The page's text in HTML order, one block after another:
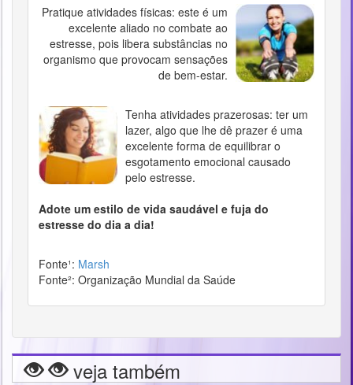
Pratique atividades físicas: este é um
excelente aliado no combate ao
estresse, pois libera substâncias no
organismo que provocam sensações
de bem-estar.
Tenha atividades prazerosas: ter um
lazer, algo que lhe dê prazer é uma
excelente forma de equilibrar o
esgotamento emocional causado
pelo estresse.
Adote um estilo de vida saudável e fuja do
estresse do dia a dia!
Fonte¹: Marsh
Fonte²: Organização Mundial da Saúde
veja também